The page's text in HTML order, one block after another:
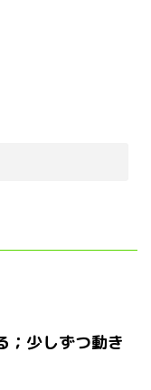
；少しずつ動き